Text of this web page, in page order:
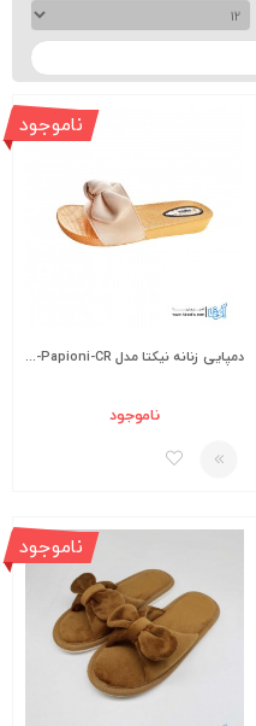
دمپایی زنانه نیکتا مدل L-010-Papioni-CR
ناموجود
ناموجود
ناموجود